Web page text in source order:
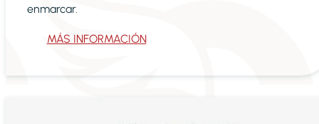
enmarcar.
MÁS INFORMACIÓN